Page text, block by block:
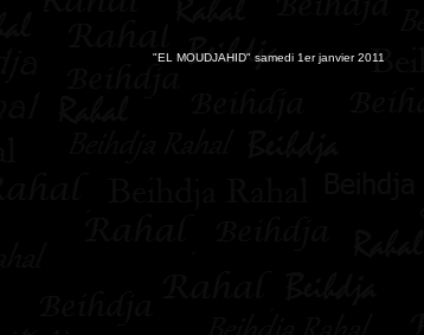
"EL MOUDJAHID" samedi 1er janvier 2011